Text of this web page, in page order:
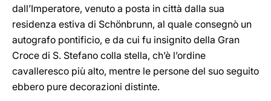
dall’Imperatore, venuto a posta in città dalla sua
residenza estiva di Schönbrunn, al quale consegnò un
autografo pontificio, e da cui fu insignito della Gran
Croce di S. Stefano colla stella, ch’è l’ordine
cavalleresco più alto, mentre le persone del suo seguito
ebbero pure decorazioni distinte.